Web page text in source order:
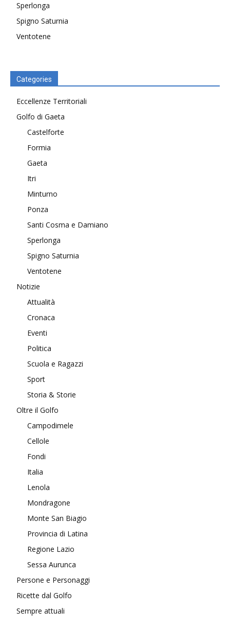
Sperlonga
Spigno Saturnia
Ventotene
Categories
Eccellenze Territoriali
Golfo di Gaeta
Castelforte
Formia
Gaeta
Itri
Minturno
Ponza
Santi Cosma e Damiano
Sperlonga
Spigno Saturnia
Ventotene
Notizie
Attualità
Cronaca
Eventi
Politica
Scuola e Ragazzi
Sport
Storia & Storie
Oltre il Golfo
Campodimele
Cellole
Fondi
Italia
Lenola
Mondragone
Monte San Biagio
Provincia di Latina
Regione Lazio
Sessa Aurunca
Persone e Personaggi
Ricette dal Golfo
Sempre attuali